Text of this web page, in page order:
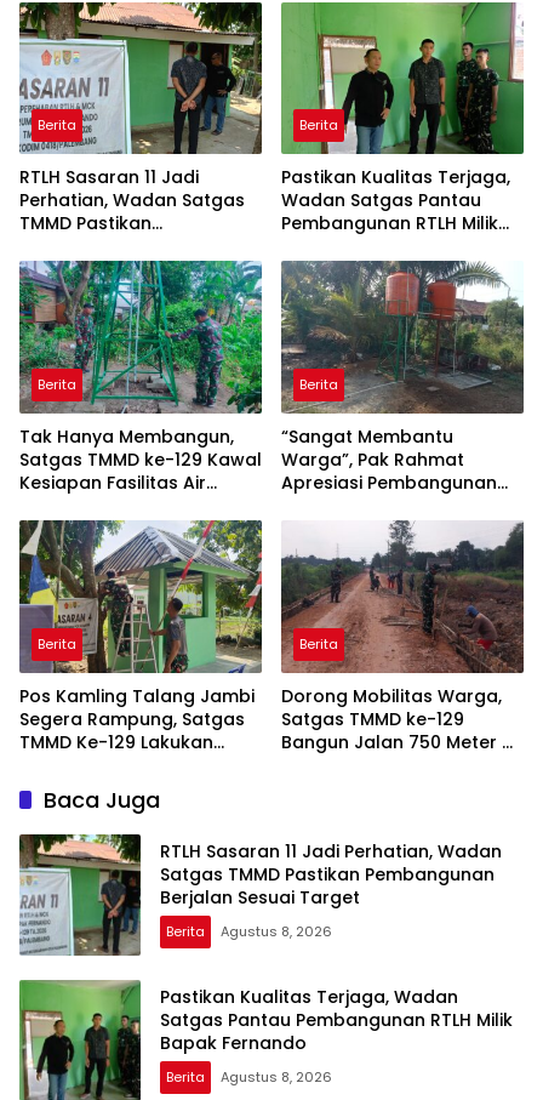
Berita
RTLH Sasaran 11 Jadi
Perhatian, Wadan Satgas
TMMD Pastikan
Sesuai Target
Berita
Pastikan Kualitas Terjaga,
Wadan Satgas Pantau
Pembangunan RTLH Milik
Berita
Tak Hanya Membangun,
Satgas TMMD ke-129 Kawal
Kesiapan Fasilitas Air
Berita
“Sangat Membantu
Warga”, Pak Rahmat
Apresiasi Pembangunan
Berita
Pos Kamling Talang Jambi
Segera Rampung, Satgas
TMMD Ke-129 Lakukan
Bersih
Berita
Dorong Mobilitas Warga,
Satgas TMMD ke-129
Bangun Jalan 750 Meter di
Baca Juga
RTLH Sasaran 11 Jadi Perhatian, Wadan
Satgas TMMD Pastikan Pembangunan
Berjalan Sesuai Target
Berita Agustus 8, 2026
Pastikan Kualitas Terjaga, Wadan
Satgas Pantau Pembangunan RTLH Milik
Bapak Fernando
Berita Agustus 8, 2026